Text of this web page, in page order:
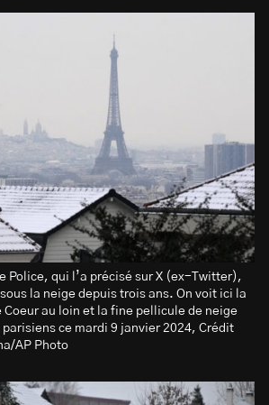
Police, qui l’a précisé sur X (ex-Twitter),
la neige depuis trois ans. On voit ici la
Coeur au loin et la fine pellicule de neige
ce mardi 9 janvier 2024, Crédit
AP Photo